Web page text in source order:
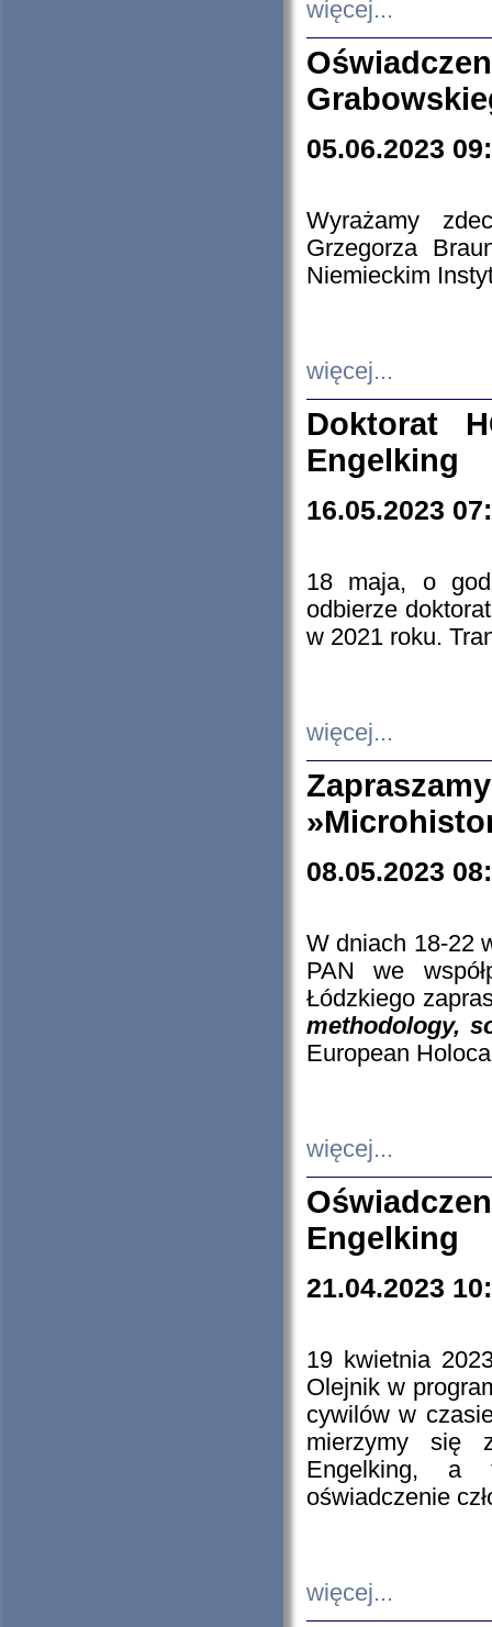
więcej...
05.06.2023
Wyrażamy
Grzegorza
Niemieckim
więcej...
Doktorat
Engelking
16.05.2023
18 maja, o
odbierze
w 2021 roku.
więcej...
08.05.2023
W dniach 18-22
PAN we
Łódzkiego
methodology,
European
więcej...
Engelking
21.04.2023
19 kwietnia
Olejnik w
cywilów w
mierzymy się
Engelking, a
oświadczenie
więcej...